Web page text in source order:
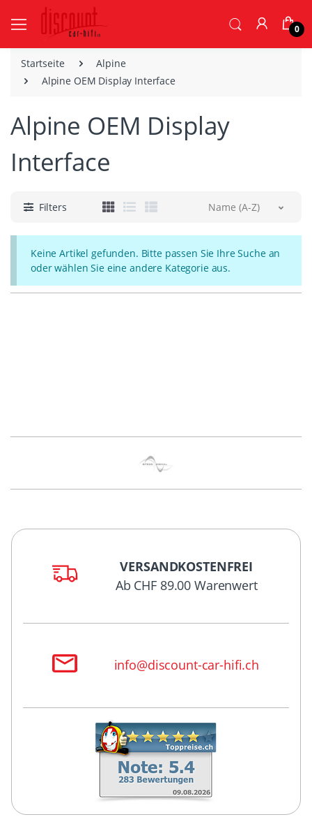
0
Startseite
Alpine
Alpine OEM Display Interface
Alpine OEM Display
Interface
Filters Name (A-Z)
Keine Artikel gefunden. Bitte passen Sie Ihre Suche an
oder wählen Sie eine andere Kategorie aus.
VERSANDKOSTENFREI
Ab CHF 89.00 Warenwert
info@discount-car-hifi.ch